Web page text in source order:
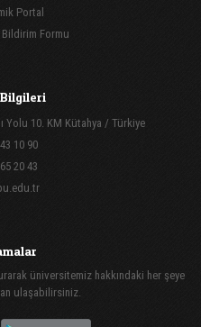
Portal
Formu
Yolu 10. KM Kütahya / Türkiye
10 90
20 43
üniversitemiz hakkındaki her şeye
ulaşabilirsiniz.